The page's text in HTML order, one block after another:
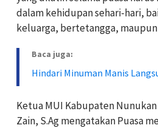
dalam kehidupan sehari-hari,
keluarga, bertetangga,
Baca juga:
Hindari Minuman Manis
Ketua MUI Kabupaten
Zain, S.Ag mengatakan Puasa